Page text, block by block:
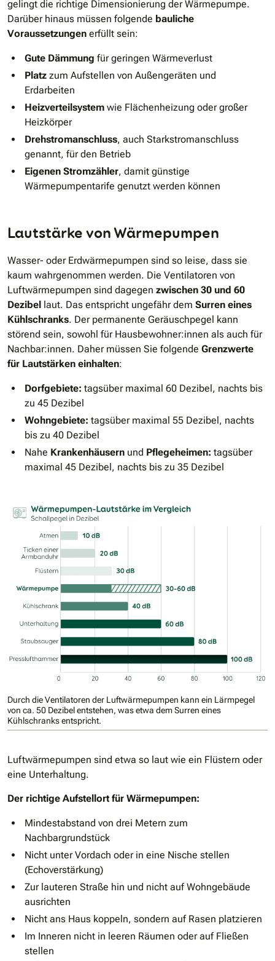
gelingt die richtige Dimensionierung der Wärmepumpe.
Darüber hinaus müssen folgende bauliche
Voraussetzungen erfüllt sein:
Gute Dämmung für geringen Wärmeverlust
Platz zum Aufstellen von Außengeräten und
Erdarbeiten
Heizverteilsystem wie Flächenheizung oder großer
Heizkörper
Drehstromanschluss, auch Starkstromanschluss
genannt, für den Betrieb
Eigenen Stromzähler, damit günstige
Wärmepumpentarife genutzt werden können
Lautstärke von Wärmepumpen
Wasser- oder Erdwärmepumpen sind so leise, dass sie
kaum wahrgenommen werden. Die Ventilatoren von
Luftwärmepumpen sind dagegen zwischen 30 und 60
Dezibel
laut. Das entspricht ungefähr dem Surren eines
Kühlschranks. Der permanente Geräuschpegel kann
störend sein, sowohl für Hausbewohner:innen als auch für
Nachbar:innen. Daher müssen Sie folgende Grenzwerte
für Lautstärken einhalten:
Dorfgebiete: tagsüber maximal 60 Dezibel, nachts bis
zu 45 Dezibel
Wohngebiete: tagsüber maximal 55 Dezibel, nachts
bis zu 40 Dezibel
Nahe Krankenhäusern und Pflegeheimen: tagsüber
maximal 45 Dezibel, nachts bis zu 35 Dezibel
Durch die Ventilatoren der Luftwärmepumpen kann ein Lärmpegel
von ca. 50 Dezibel entstehen, was etwa dem Surren eines
Kühlschranks entspricht.
Luftwärmepumpen sind etwa so laut wie ein Flüstern oder
eine Unterhaltung.
Der richtige Aufstellort für Wärmepumpen:
Mindestabstand von drei Metern zum
Nachbargrundstück
Nicht unter Vordach oder in eine Nische stellen
(Echoverstärkung)
Zur lauteren Straße hin und nicht auf Wohngebäude
ausrichten
Nicht ans Haus koppeln, sondern auf Rasen platzieren
Im Inneren nicht in leeren Räumen oder auf Fließen
stellen